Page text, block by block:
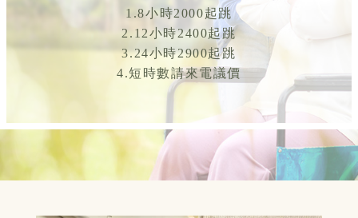
1.8小時2000起跳
2.12小時2400起跳
3.24小時2900起跳
4.短時數請來電議價